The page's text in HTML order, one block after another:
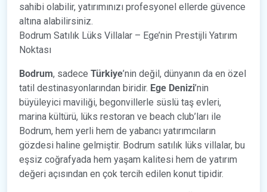
sahibi olabilir, yatırımınızı profesyonel ellerde güvence
altına alabilirsiniz.
Bodrum Satılık Lüks Villalar – Ege’nin Prestijli Yatırım
Noktası
Bodrum, sadece Türkiye’nin değil, dünyanın da en özel
tatil destinasyonlarından biridir. Ege Denizi’nin
büyüleyici maviliği, begonvillerle süslü taş evleri,
marina kültürü, lüks restoran ve beach club’ları ile
Bodrum, hem yerli hem de yabancı yatırımcıların
gözdesi haline gelmiştir. Bodrum satılık lüks villalar, bu
eşsiz coğrafyada hem yaşam kalitesi hem de yatırım
değeri açısından en çok tercih edilen konut tipidir.